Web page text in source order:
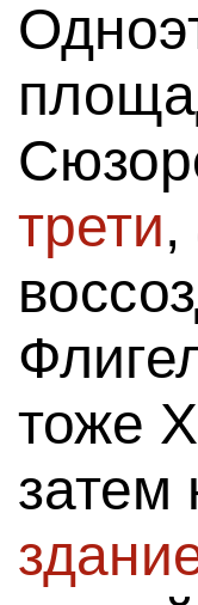
трети,
тоже
затем